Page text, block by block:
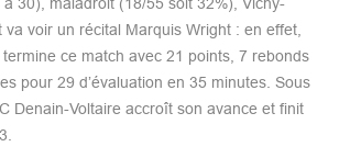
voir un récital Marquis Wright : en effet,
ce match avec 21 points, 7 rebonds
pour 29 d’évaluation en 35 minutes. Sous
Denain-Voltaire accroît son avance et finit